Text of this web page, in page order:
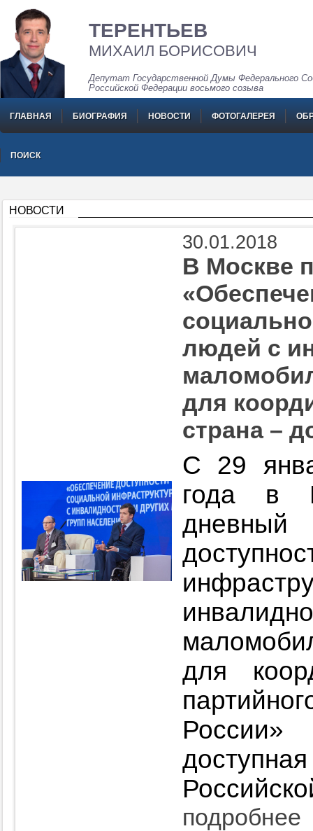
ТЕРЕНТЬЕВ
МИХАИЛ БОРИСОВИЧ
Депутат Государственной Думы Федерального
Российской Федерации восьмого созыва
ГЛАВНАЯ БИОГРАФИЯ НОВОСТИ ФОТОГАЛЕРЕЯ
ПОИСК
НОВОСТИ
30.01.2018
В Москве
людей с
для
страна –
С 29
года в
дневный
для
подробнее